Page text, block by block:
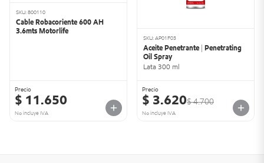
SKU: 800110
Cable Robacoriente 600 AH
3.6mts Motorlife
Precio
$ 11.650
No incluye IVA
SKU: AP01F03
Aceite Penetrante | Penetrating
Oil Spray
Lata 300 ml
Precio
$ 3.620$ 4.700
No incluye IVA